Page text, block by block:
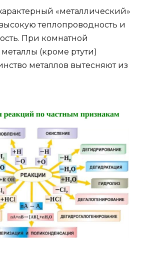
«металлический»
теплопроводность и
При комнатной
(кроме ртути)
металлов вытесняют из